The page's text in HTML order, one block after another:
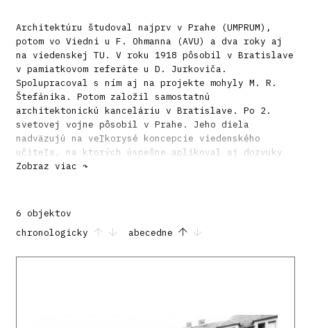
Architektúru študoval najprv v Prahe (UMPRUM),
potom vo Viedni u F. Ohmanna (AVU) a dva roky aj
na viedenskej TU. V roku 1918 pôsobil v Bratislave
v pamiatkovom referáte u D. Jurkoviča.
Spolupracoval s ním aj na projekte mohyly M. R.
Štefánika. Potom založil samostatnú
architektonickú kanceláriu v Bratislave. Po 2.
svetovej vojne pôsobil v Prahe. Jeho diela
nadväzujú na veľkorysé koncepcie viedenského
učiteľa, na ktorých úspešne aplikoval aj dozvuky
kubistického tvaroslovia. Na Slovensku navrhol
Zobraz viac ↷
6 objektov
chronologicky
abecedne